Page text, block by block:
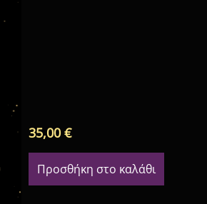
35,00€
Προσθήκη στο καλάθι